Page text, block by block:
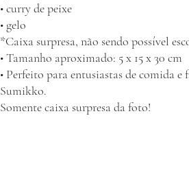
• curry de peixe
• gelo
*Caixa surpresa, não sendo possível
• Tamanho aproximado: 5 x 15 x 30 cm
• Perfeito para entusiastas de comida e
Sumikko.
Somente caixa surpresa da foto!